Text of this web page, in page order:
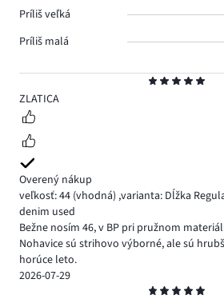
5
ZLATICA
Overený nákup
veľkosť: 44 (vhodná) ,varianta: Dĺžka
denim used
Bežne nosím 46, v BP pri pružnom
Nohavice sú strihovo výborné, ale sú
horúce leto.
2026-07-29
Príliš veľká
Príliš malá